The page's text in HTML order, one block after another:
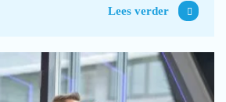
Lees verder